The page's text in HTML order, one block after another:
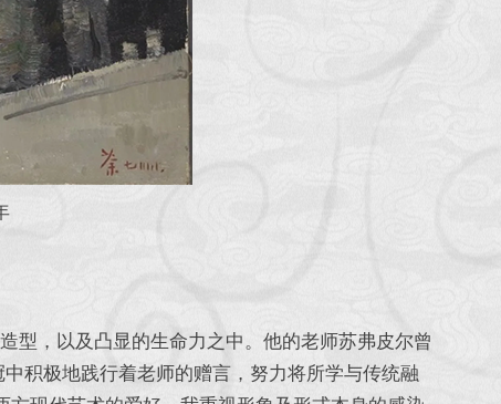
，以及凸显的生命力之中。他的老师苏弗皮尔曾
积极地践行着老师的赠言，努力将所学与传统融